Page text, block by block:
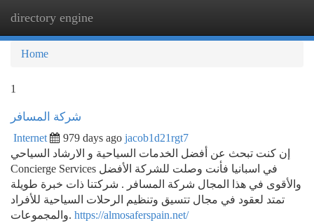
directory engine
Home
1
شركة المسافر
Internet 979 days ago jacob1d21rgt7
إن كنت تبحث عن أفضل الخدمات السياحية و الارشاد السياحي
Concierge Services في اسبانيا فأنت وصلت للشركة الأفضل
والأقوى في هذا المجال شركة المسافر . شركتنا ذات خبرة طويلة
تمتد لعقود في مجال تتسيق وتنظيم الرحلات السياحية للأفراد
والمجموعات. https://almosaferspain.net/